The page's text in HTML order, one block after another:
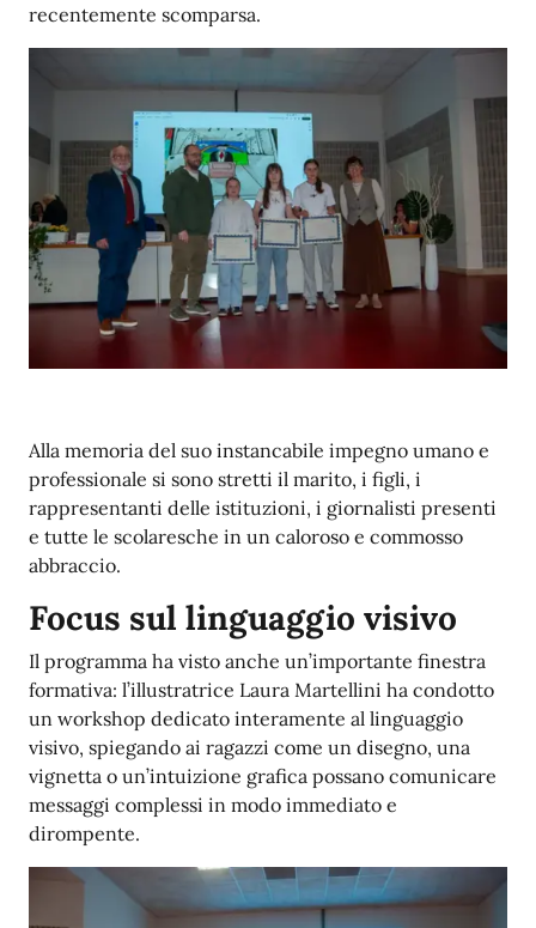
recentemente scomparsa.
Alla memoria del suo instancabile impegno umano e
professionale si sono stretti il marito, i figli, i
rappresentanti delle istituzioni, i giornalisti presenti
e tutte le scolaresche in un caloroso e commosso
abbraccio.
Focus sul linguaggio visivo
Il programma ha visto anche un’importante finestra
formativa: l’illustratrice Laura Martellini ha condotto
un workshop dedicato interamente al linguaggio
visivo, spiegando ai ragazzi come un disegno, una
vignetta o un’intuizione grafica possano comunicare
messaggi complessi in modo immediato e
dirompente.